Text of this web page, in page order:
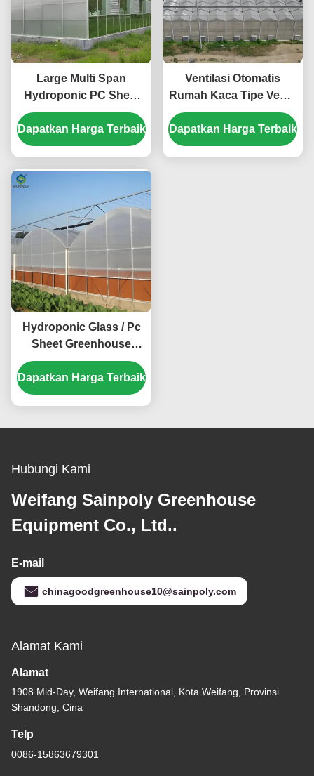
Large Multi Span
Hydroponic PC Sheet
Greenhouse Snow
Resistance Struktur
yang kokoh
Dapatkan Harga Terbaik
Ventilasi Otomatis
Rumah Kaca Tipe Venlo
Polycarbonate Rumah
Kaca hemat energi
Dapatkan Harga Terbaik
Hydroponic Glass / Pc
Sheet Greenhouse
Dengan Tomat Tumbuh
Sistem Besar
Dapatkan Harga Terbaik
Hubungi Kami
Weifang Sainpoly Greenhouse
Equipment Co., Ltd..
E-mail
chinagoodgreenhouse10@sainpoly.com
Alamat Kami
Alamat
1908 Mid-Day, Weifang International, Kota Weifang, Provinsi
Shandong, Cina
Telp
0086-15863679301